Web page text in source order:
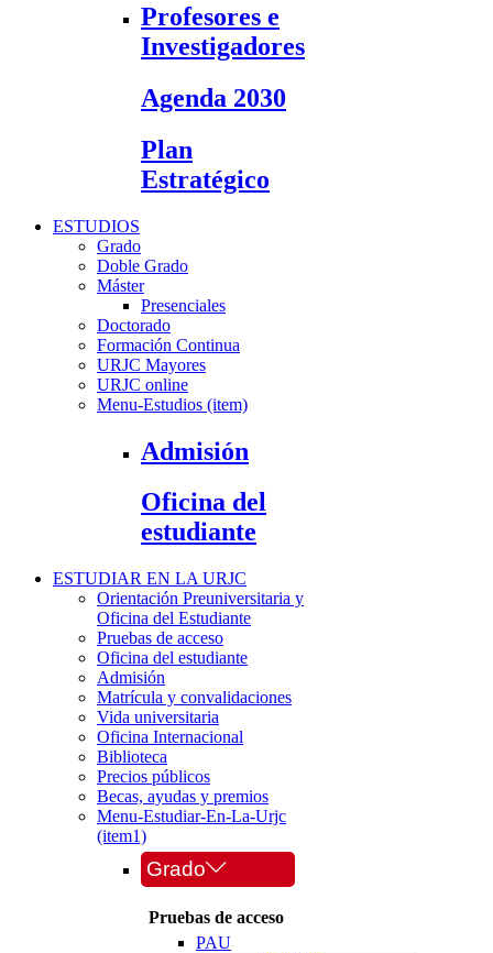
Profesores e
Investigadores
Agenda 2030
Plan
Estratégico
ESTUDIOS
Grado
Doble Grado
Máster
Presenciales
Doctorado
Formación Continua
URJC Mayores
URJC online
Menu-Estudios (item)
Admisión
Oficina del
estudiante
ESTUDIAR EN LA URJC
Orientación Preuniversitaria y
Oficina del Estudiante
Pruebas de acceso
Oficina del estudiante
Admisión
Matrícula y convalidaciones
Vida universitaria
Oficina Internacional
Biblioteca
Precios públicos
Becas, ayudas y premios
Menu-Estudiar-En-La-Urjc
(item1)
Grado
Pruebas de acceso
PAU